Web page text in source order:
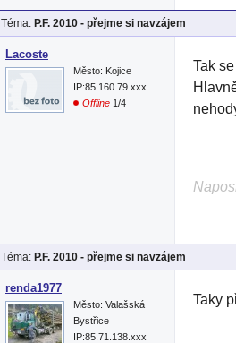
Téma: P.F. 2010 - přejme si navzájem
Lacoste
Město: Kojice
IP:85.160.79.xxx
Offline 1/4
Tak
Téma: P.F. 2010 - přejme si navzájem
renda1977
Město: Valašská
Bystřice
IP:85.71.138.xxx
Taky